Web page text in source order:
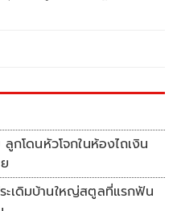
กโดนหัวโจกในห้องไถเงิน
ะเดิมบ้านใหญ่สตูลที่แรกฟัน